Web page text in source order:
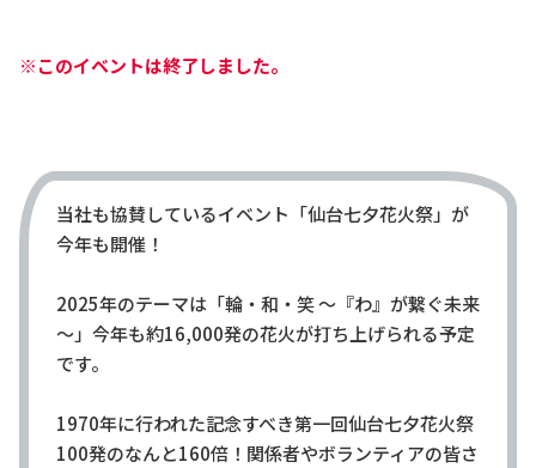
※このイベントは終了しました。
当社も協賛しているイベント「仙台七夕花火祭」が
今年も開催！
2025年のテーマは「輪・和・笑 ～『わ』が繋ぐ未来
～」今年も約16,000発の花火が打ち上げられる予定
です。
1970年に行われた記念すべき第一回仙台七夕花火祭
100発のなんと160倍！関係者やボランティアの皆さ